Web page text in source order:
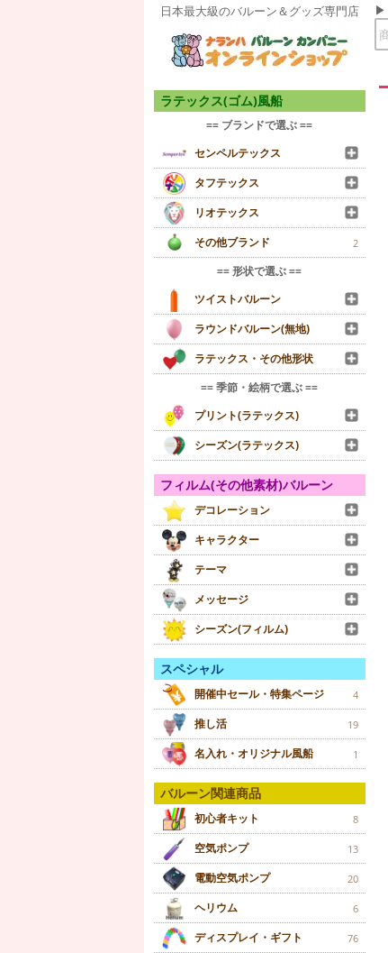
日本最大級のバルーン＆グッズ専門店
ラテックス(ゴム)風船
== ブランドで選ぶ ==
センペルテックス
タフテックス
リオテックス
その他ブランド
2
== 形状で選ぶ ==
ツイストバルーン
ラウンドバルーン(無地)
ラテックス・その他形状
== 季節・絵柄で選ぶ ==
プリント(ラテックス)
シーズン(ラテックス)
フィルム(その他素材)バルーン
デコレーション
キャラクター
テーマ
メッセージ
シーズン(フィルム)
スペシャル
開催中セール・特集ページ 4
推し活 19
名入れ・オリジナル風船 1
バルーン関連商品
初心者キット 8
空気ポンプ 13
電動空気ポンプ 20
ヘリウム 6
ディスプレイ・ギフト 76